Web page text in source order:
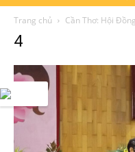
Trang chủ Cần Thơ: Hội
4